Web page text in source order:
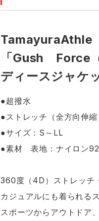
TamayuraAthle
「Gush Force
ディースジャケ
●超撥水
●ストレッチ（全方向伸縮
●サイズ：S～LL
●素材 表地：ナイロン
360度（4D）ストレッチ
カジュアルにも着られるス
スポーツからアウトドア